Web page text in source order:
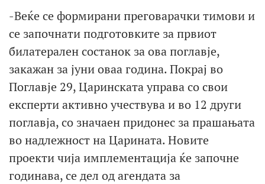
-Веќе се формирани преговарачки тимови и
се започнати подготовките за првиот
билатерален состанок за ова поглавје,
закажан за јуни оваа година. Покрај во
Поглавје 29, Царинската управа со свои
експерти активно учествува и во 12 други
поглавја, со значаен придонес за прашањата
во надлежност на Царината. Новите
проекти чија имплементација ќе започне
годинава, се дел од агендата за